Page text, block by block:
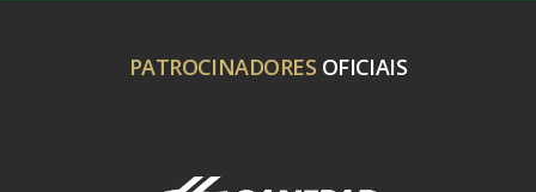
PATROCINADORES OFICIAIS